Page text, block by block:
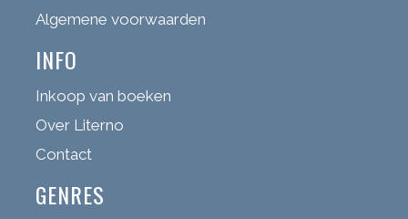
Algemene voorwaarden
INFO
Inkoop van boeken
Over Literno
Contact
GENRES